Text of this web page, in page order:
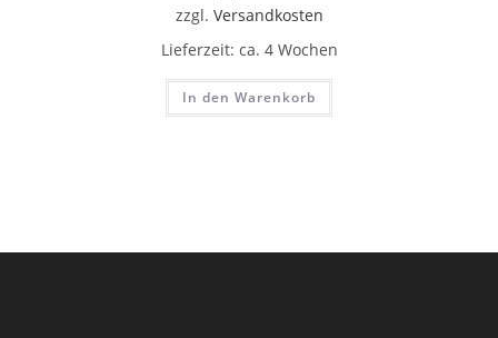
zzgl. Versandkosten
Lieferzeit: ca. 4 Wochen
In den Warenkorb